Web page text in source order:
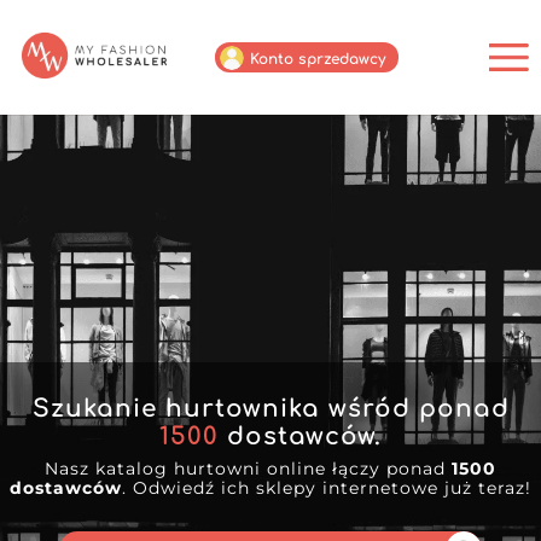
Konto sprzedawcy
Szukanie hurtownika wśród ponad
1500 dostawców.
Nasz katalog hurtowni online łączy ponad 1500
dostawców. Odwiedź ich sklepy internetowe już teraz!